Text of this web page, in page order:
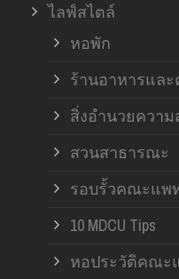
ไลฟ์สไตล์
หอพัก
ร้านอาหารและ
สิ่งอำนวยควา
สวนสาธารณะ
รอบรั้วคณะแพ
10 MDCU Tips
หอประวัติคณะ